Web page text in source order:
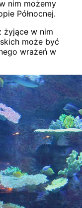
nim możemy
Północnej.
żyjące w nim
może być
wrażeń w